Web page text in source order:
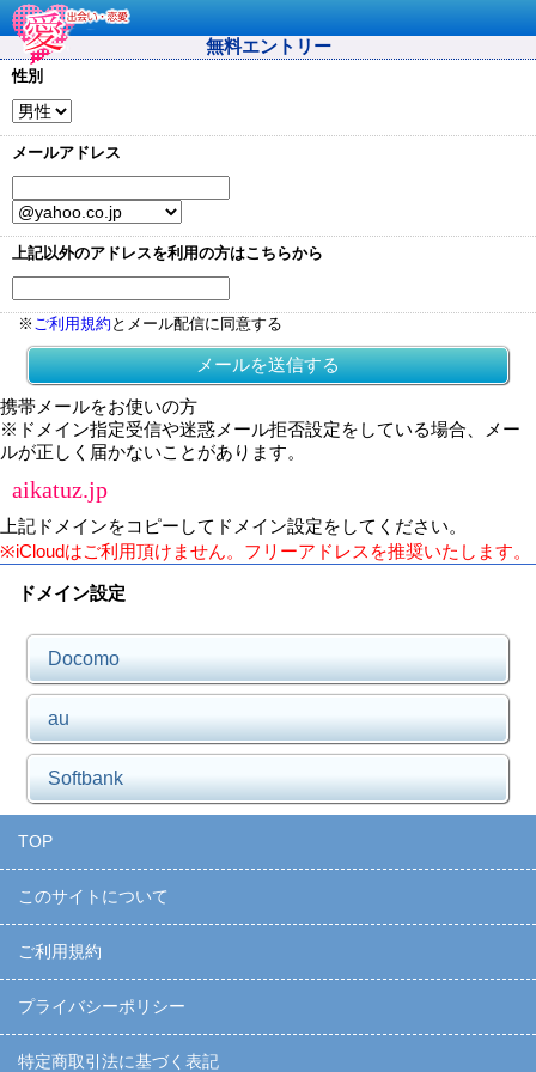
無料エントリー
性別
メールアドレス
上記以外のアドレスを利用の方はこちらから
※ ご利用規約 とメール配信に同意する
メールを送信する
携帯メールをお使いの方
※ドメイン指定受信や迷惑メール拒否設定をしている場合、メー
ルが正しく届かないことがあります。
aikatuz.jp
上記ドメインをコピーしてドメイン設定をしてください。
※iCloudはご利用頂けません。フリーアドレスを推奨いたします。
ドメイン設定
Docomo
au
Softbank
TOP
このサイトについて
ご利用規約
プライバシーポリシー
特定商取引法に基づく表記